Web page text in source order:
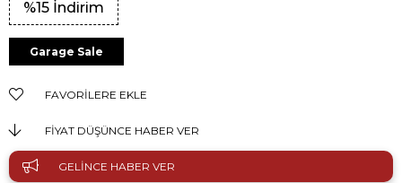
%15 İndirim
Garage Sale
FAVORILERE EKLE
FIYAT DÜŞÜNCE HABER VER
GELINCE HABER VER